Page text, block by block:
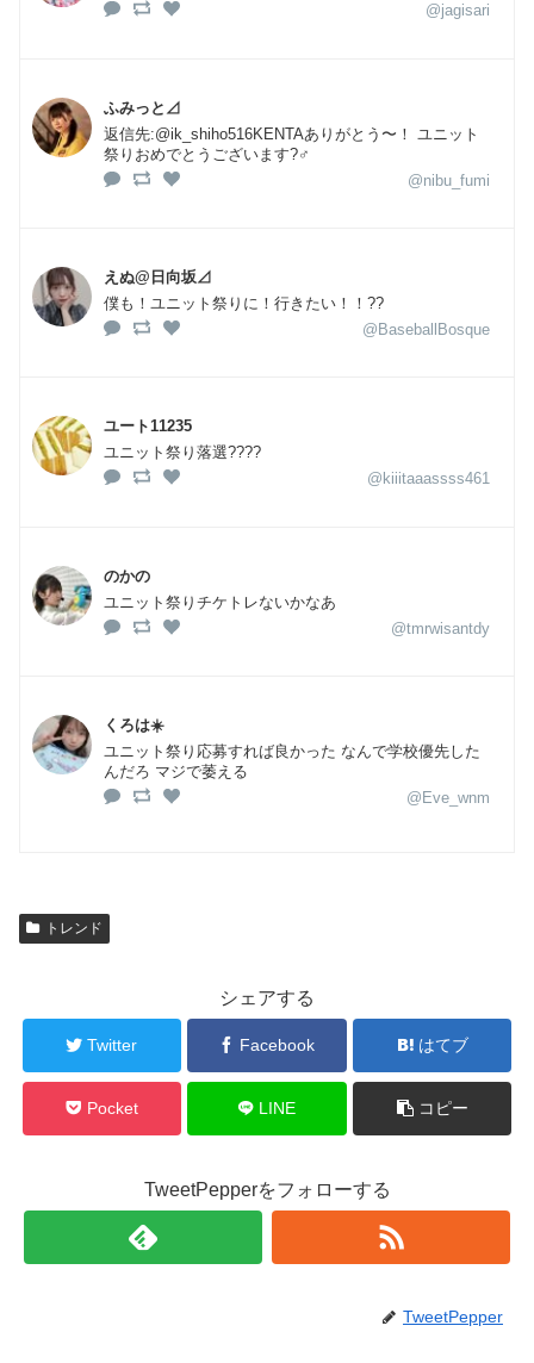
@jagisari
ふみっと⊿
返信先:@ik_shiho516KENTAありがとう〜！ ユニット
祭りおめでとうございます?‍♂️
@nibu_fumi
えぬ@日向坂⊿
僕も！ユニット祭りに！行きたい！！??
@BaseballBosque
ユート11235
ユニット祭り落選????
@kiiitaaassss461
のかの
ユニット祭りチケトレないかなあ
@tmrwisantdy
くろは☀️
ユニット祭り応募すれば良かった なんで学校優先した
んだろ マジで萎える
@Eve_wnm
トレンド
シェアする
Twitter Facebook はてブ
Pocket LINE コピー
TweetPepperをフォローする
TweetPepper